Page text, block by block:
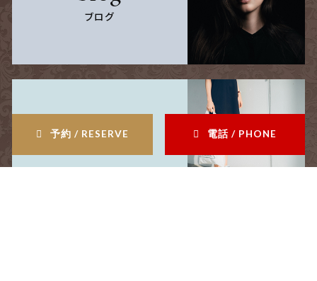
予約 / RESERVE 電話 / PHONE
ブログ
recruit